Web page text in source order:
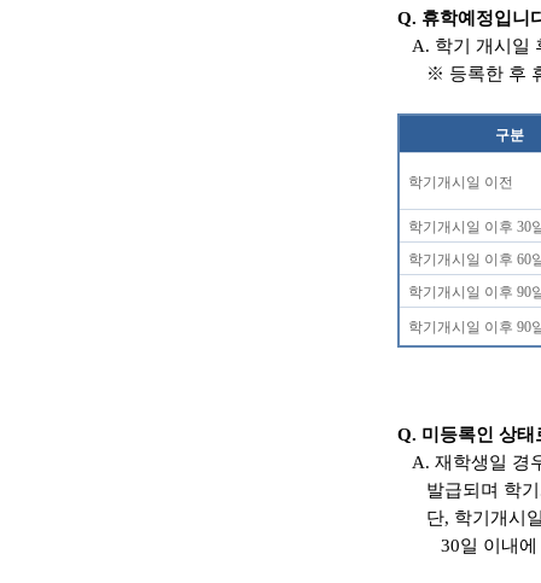
Q. 휴학예정입니
A. 학기 개시일
※ 등록한 후
구분
학기개시일 이전
학기개시일 이후 30
학기개시일 이후 60
학기개시일 이후 90
학기개시일 이후 90
Q. 미등록인 상
A. 재학생일 경
발급되며 학
단, 학기개시
30일 이내